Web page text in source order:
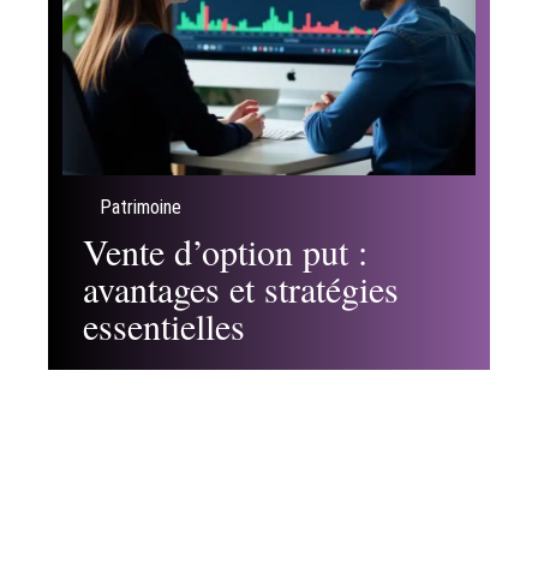
Patrimoine
Vente d’option put :
avantages et stratégies
essentielles